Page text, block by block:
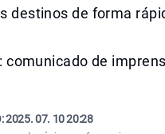
destinos de forma
comunicado de
2025. 07. 10 20:28